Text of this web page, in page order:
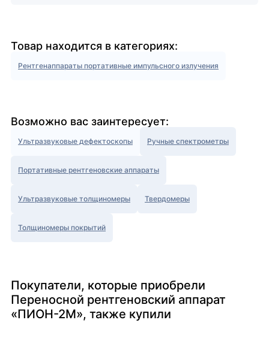
Товар находится в категориях:
Рентгенаппараты портативные импульсного излучения
Возможно вас заинтересует:
Ультразвуковые дефектоскопы Ручные спектрометры
Портативные рентгеновские аппараты
Ультразвуковые толщиномеры Твердомеры
Толщиномеры покрытий
Покупатели, которые приобрели
Переносной рентгеновский аппарат
«ПИОН-2М», также купили